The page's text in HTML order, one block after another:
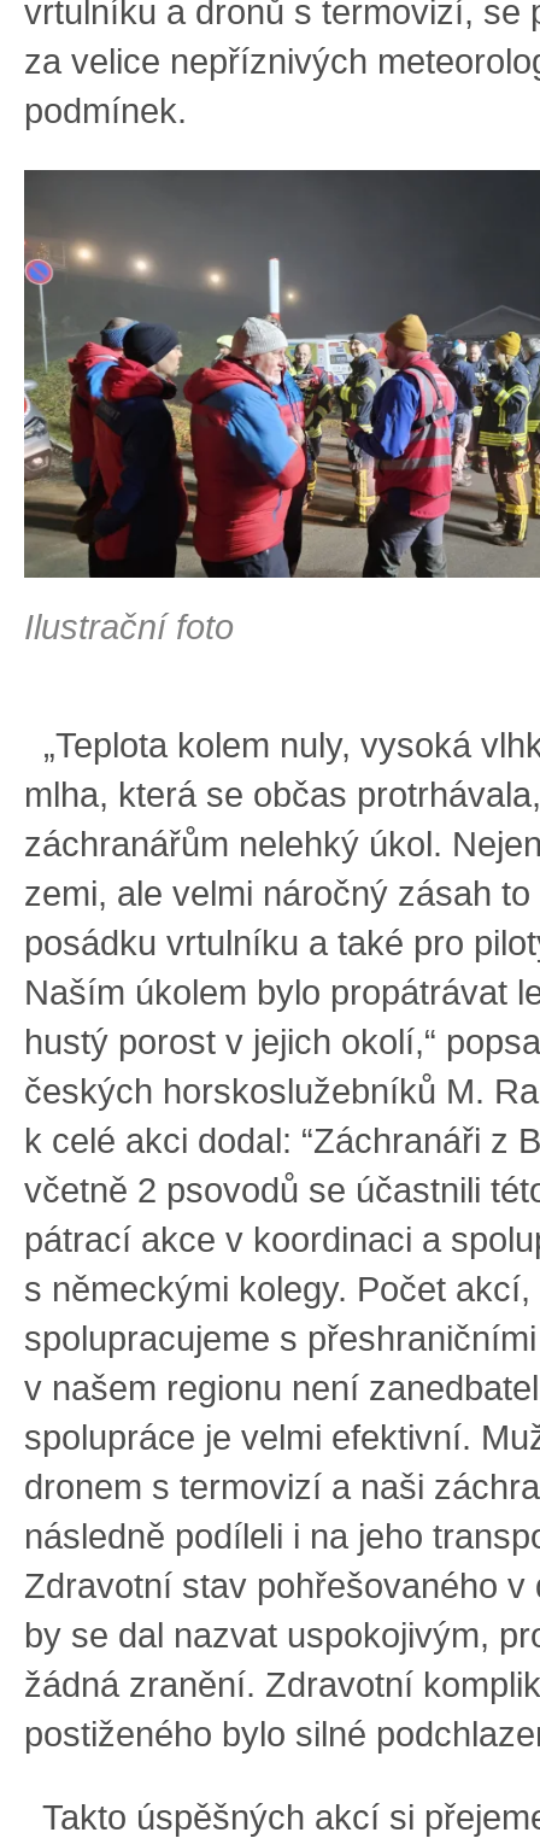
vrtulníku a dronů s termovizí, se
za velice nepříznivých
podmínek.
Ilustrační foto
„Teplota kolem nuly, vysoká
mlha, která se občas
záchranářům nelehký úkol.
zemi, ale velmi náročný zásah to
posádku vrtulníku a také pro
Naším úkolem bylo propátrávat
hustý porost v jejich okolí,“
českých horskoslužebníků M.
k celé akci dodal: “Záchranáři z
včetně 2 psovodů se účastnili
pátrací akce v koordinaci a
s německými kolegy. Počet akcí,
spolupracujeme s
v našem regionu není
spolupráce je velmi efektivní.
dronem s termovizí a naši
následně podíleli i na jeho
Zdravotní stav pohřešovaného v
by se dal nazvat uspokojivým,
žádná zranění. Zdravotní
postiženého bylo silné
Takto úspěšných akcí si